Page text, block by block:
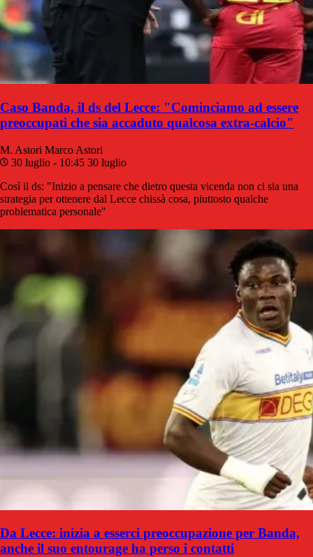
Caso Banda, il ds del Lecce: "Cominciamo ad essere
preoccupati che sia accaduto qualcosa extra-calcio"
M. Astori Marco Astori
30 luglio - 10:45 30 luglio
Così il ds: "Inizio a pensare che dietro questa vicenda non ci sia una
strategia per ottenere dal Lecce chissà cosa, piuttosto qualche
problematica personale"
Da Lecce: inizia a esserci preoccupazione per Banda,
anche il suo entourage ha perso i contatti